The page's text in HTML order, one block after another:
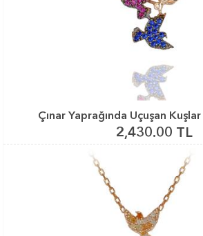
Çınar Yaprağında Uçuşan
2,430.00 TL